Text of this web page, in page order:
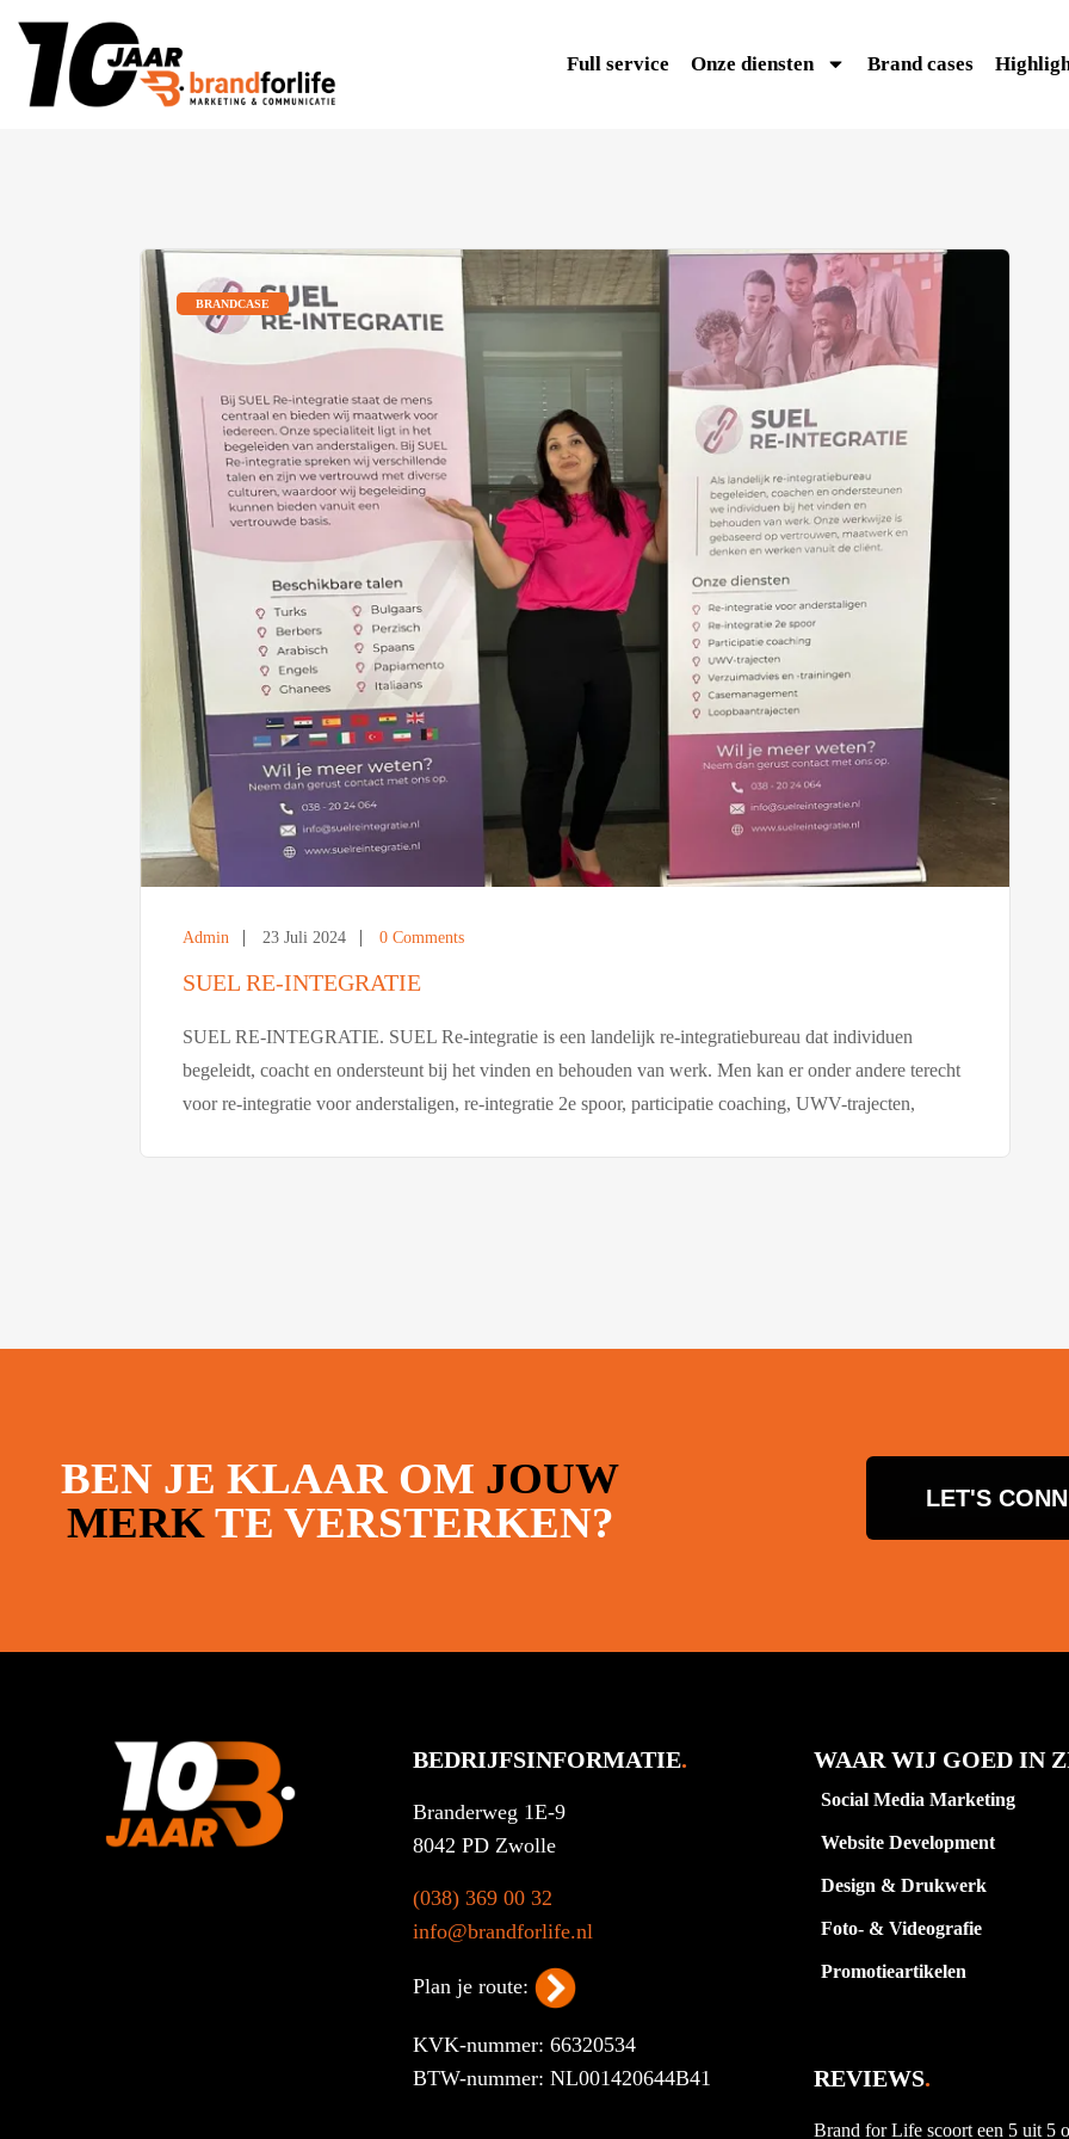
Full service Onze diensten Brand cases
BRANDCASE
Admin 23 Juli 2024 0 Comments
SUEL RE-INTEGRATIE
SUEL RE-INTEGRATIE. SUEL Re-integratie is een landelijk re-integratiebureau dat individuen
begeleidt, coacht en ondersteunt bij het vinden en behouden van werk. Men kan er onder andere terecht
voor re-integratie voor anderstaligen, re-integratie 2e spoor, participatie coaching, UWV-trajecten,
BEN JE KLAAR OM JOUW
MERKTE VERSTERKEN? LET'S
BEDRIJFSINFORMATIE.
Branderweg 1E-9
8042 PD Zwolle
(038) 369 00 32
info@brandforlife.nl
Plan je route:
KVK-nummer: 66320534
BTW-nummer: NL001420644B41
WAAR WIJ GOED IN
Social Media Marketing
Website Development
Design & Drukwerk
Foto- & Videografie
Promotieartikelen
REVIEWS.
Brand for Life scoort een 5 uit 5